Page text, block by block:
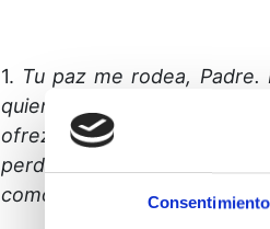
Consentimiento
1. Tu paz me rodea, Padre.
quien me encuentro.
Se
ofrezco a los que sufren, a
perdido toda esperanza.
como dispone Tu Voluntad,